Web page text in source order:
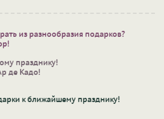
из разнообразия подарков?
празднику!
де Кадо!
к ближайшему празднику!